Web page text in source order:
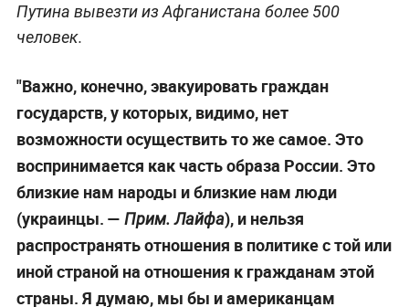
Путина вывезти из Афганистана более 500
человек.
"Важно, конечно, эвакуировать граждан
государств, у которых, видимо, нет
возможности осуществить то же самое. Это
воспринимается как часть образа России. Это
близкие нам народы и близкие нам люди
(украинцы. — Прим. Лайфа), и нельзя
распространять отношения в политике с той или
иной страной на отношения к гражданам этой
страны. Я думаю, мы бы и американцам